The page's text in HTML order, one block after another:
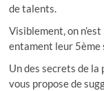
de talents.
Visiblement, on
entament leur 5ème
Un des secrets de
vous propose de